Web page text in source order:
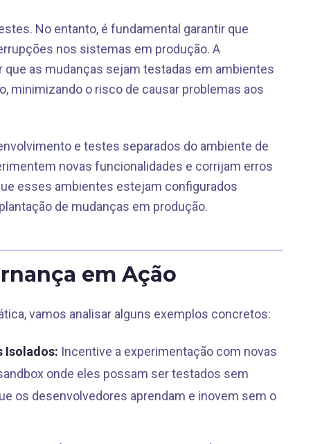
No entanto, é fundamental garantir que
nos sistemas em produção. A
as mudanças sejam testadas em ambientes
minimizando o risco de causar problemas aos
e testes separados do ambiente de
novas funcionalidades e corrijam erros
esses ambientes estejam configurados
de mudanças em produção.
em Ação
vamos analisar alguns exemplos concretos:
Isolados: Incentive a experimentação com novas
onde eles possam ser testados sem
os desenvolvedores aprendam e inovem sem o